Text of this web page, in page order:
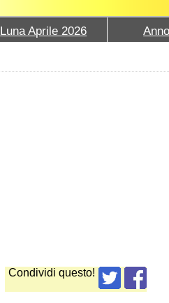
Luna Aprile 2026
Condividi questo!